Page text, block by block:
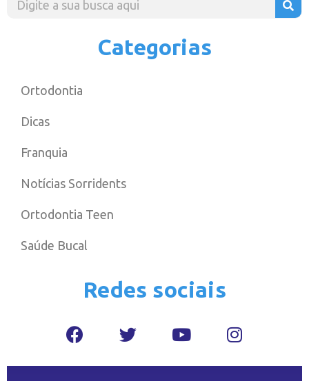
Categorias
Ortodontia
Dicas
Franquia
Notícias Sorridents
Ortodontia Teen
Saúde Bucal
Redes sociais